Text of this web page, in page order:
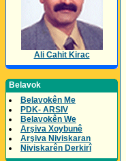
Ali Cahit Kirac
Belavok
Belavokên Me
PDK- ARSIV
Belavokên We
Arşiva Xoybunê
Arşiva Niviskaran
Niviskarên Derkirî